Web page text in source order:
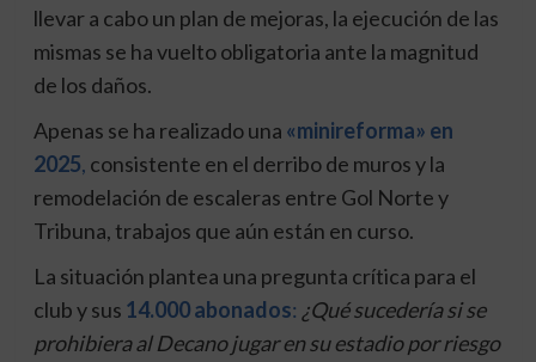
llevar a cabo un plan de mejoras, la ejecución de las
mismas se ha vuelto obligatoria ante la magnitud
de los daños.
Apenas se ha realizado una «minireforma» en
2025, consistente en el derribo de muros y la
remodelación de escaleras entre Gol Norte y
Tribuna, trabajos que aún están en curso.
La situación plantea una pregunta crítica para el
club y sus 14.000 abonados: ¿Qué sucedería si se
prohibiera al Decano jugar en su estadio por riesgo